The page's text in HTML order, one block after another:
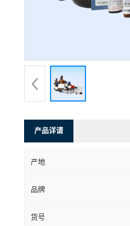
产品详请
产地
品牌
货号